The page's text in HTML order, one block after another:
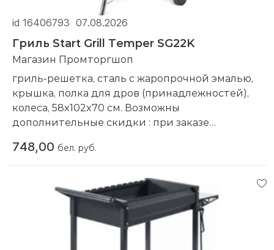
id 16406793 07.08.2026
Гриль Start Grill Temper SG22K
Магазин Промторгшоп
гриль-решетка, сталь с жаропрочной эмалью,
крышка, полка для дров (принадлежностей),
колеса, 58x102x70 см. Возможны
дополнительные скидки : при заказе
повторной покупке в нашем магазине
748,00 бел. руб.